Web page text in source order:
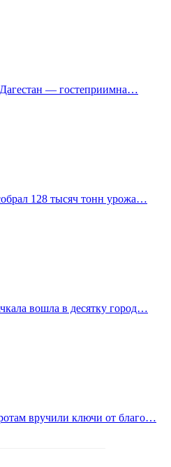
— гостеприимна…
128 тысяч тонн урожа…
вошла в десятку город…
вручили ключи от благо…